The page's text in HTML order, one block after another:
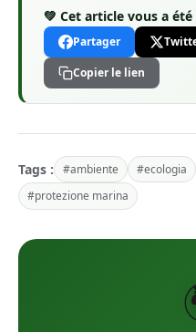
💚 Cet article vous a
Partager
Copier le lien
Tags : #ambiente #ecologia
#protezione marina